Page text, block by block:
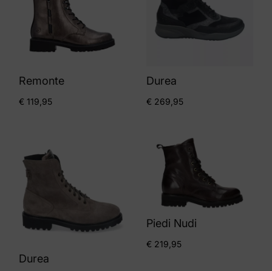
Remonte
€ 119,95
Durea
€ 269,95
Durea
Piedi Nudi
€ 219,95